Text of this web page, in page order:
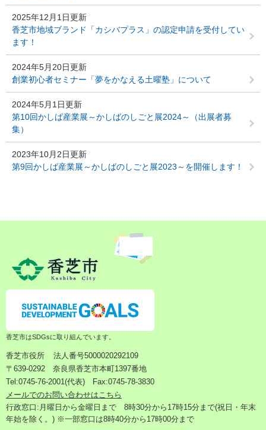
2025年12月1日更新
香芝市地域ブランド「カシバプラス」の認定申請を受付してい
ます！
2024年5月20日更新
創業初心者セミナー「夢をかなえる土曜塾」について
2024年5月1日更新
第10回かしば産業展～かしばのしごと展2024～（出展者募
集）
2023年10月2日更新
第9回かしば産業展～かしばのしごと展2023～を開催します！
香芝市はSDGsに取り組んでいます。
香芝市役所
法人番号5000020292109
〒639-0292 奈良県香芝市本町1397番地
Tel:0745-76-2001(代表) Fax:0745-78-3830
メールでのお問い合わせはこちら
行政窓口:月曜日から金曜日まで 8時30分から17時15分まで(祝日・年末
年始を除く。) ※一部窓口は8時40分から17時00分まで